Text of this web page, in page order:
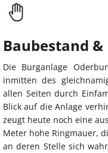
Baubestand
Die Burganlage
inmitten des
allen Seiten durch
Blick auf die Anlage
zeugt heute noch eine
Meter hohe Ringmauer,
an deren Stelle sich